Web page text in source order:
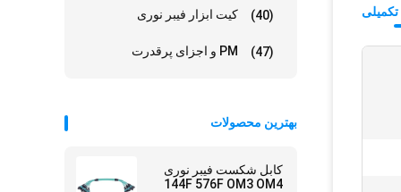
کیت ابزار فیبر نوری (40)
PM و اجزای پرقدرت (47)
بهترین محصولات
کابل شکست فیبر نوری
144F 576F OM3 OM4